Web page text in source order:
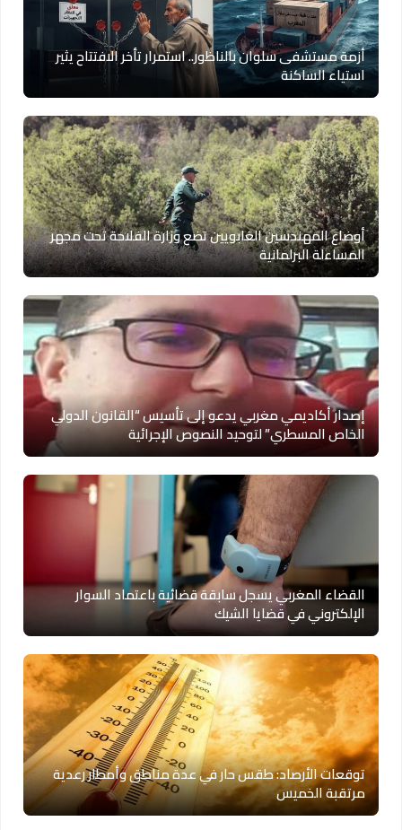
أزمة مستشفى سلوان بالناظور.. استمرار تأخر الافتتاح يثير
استياء الساكنة
أوضاع المهندسين الغابويين تضع وزارة الفلاحة تحت مجهر
المساءلة البرلمانية
إصدار أكاديمي مغربي يدعو إلى تأسيس “القانون الدولي
الخاص المسطري” لتوحيد النصوص الإجرائية
القضاء المغربي يسجل سابقة قضائية باعتماد السوار
الإلكتروني في قضايا الشيك
توقعات الأرصاد: طقس حار في عدة مناطق وأمطار رعدية
مرتقبة الخميس